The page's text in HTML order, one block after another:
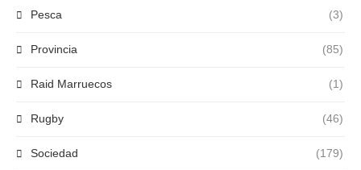
Pesca (3)
Provincia (85)
Raid Marruecos (1)
Rugby (46)
Sociedad (179)